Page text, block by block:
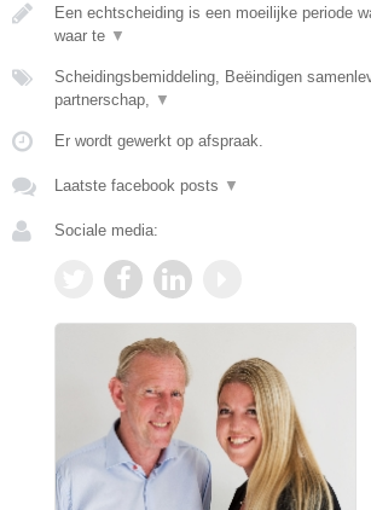
Een echtscheiding is een moeilijke periode
waar te ▼
Scheidingsbemiddeling, Beëindigen
partnerschap, ▼
Er wordt gewerkt op afspraak.
Laatste facebook posts ▼
Sociale media: